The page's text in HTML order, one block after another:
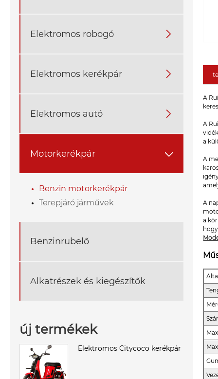
Elektromos robogó 
Elektromos kerékpár 
Elektromos autó 
Motorkerékpár 
Benzin motorkerékpár
Terepjáró járművek
Benzinrubelő
Alkatrészek és kiegészítők
új termékek
Elektromos Citycoco kerékpár
A
A
a
A
A
a